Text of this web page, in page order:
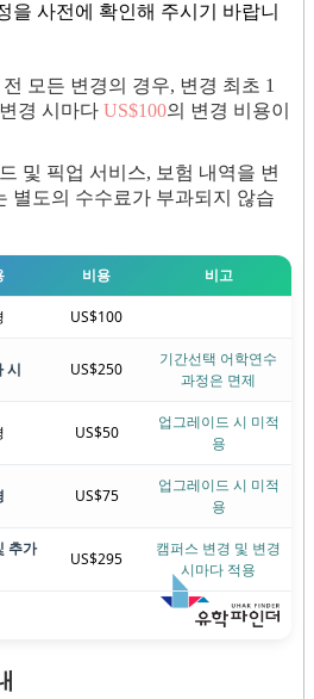
을 사전에 확인해 주시기 바랍니
모든 변경의 경우, 변경 최초 1
경 시마다 US$100의 변경 비용이
및 픽업 서비스, 보험 내역을 변
별도의 수수료가 부과되지 않습
비용 비고
US$100
시 US$250
기간선택 어학연수
과정은 면제
US$50
업그레이드 시 미적
용
US$75
업그레이드 시 미적
용
추가
US$295
캠퍼스 변경 및 변경
시마다 적용